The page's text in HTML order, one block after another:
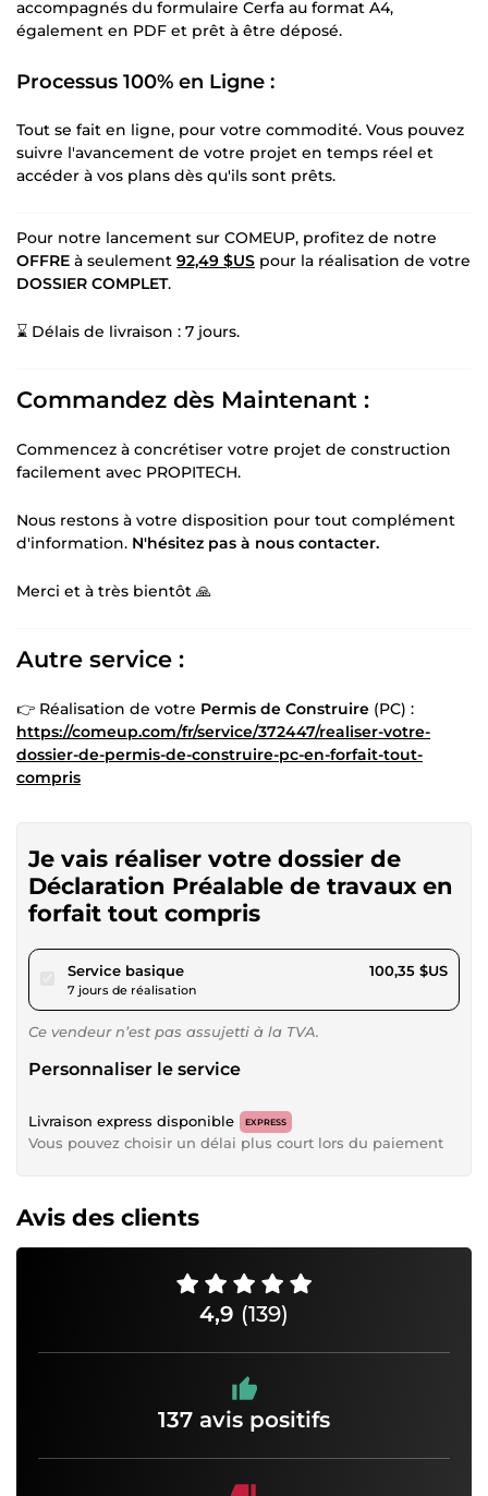
accompagnés du formulaire Cerfa au format A4,
également en PDF et prêt à être déposé.
Processus 100% en Ligne :
Tout se fait en ligne, pour votre commodité. Vous pouvez
suivre l'avancement de votre projet en temps réel et
accéder à vos plans dès qu'ils sont prêts.
Pour notre lancement sur COMEUP, profitez de notre
OFFRE à seulement 92,49 $US pour la réalisation de votre
DOSSIER COMPLET.
⌛ Délais de livraison : 7 jours.
Commandez dès Maintenant :
Commencez à concrétiser votre projet de construction
facilement avec PROPITECH.
Nous restons à votre disposition pour tout complément
d'information. N'hésitez pas à nous contacter.
Merci et à très bientôt 🙏
Autre service :
👉 Réalisation de votre Permis de Construire (PC) :
https://comeup.com/fr/service/372447/realiser-votre-
dossier-de-permis-de-construire-pc-en-forfait-tout-
compris
Je vais réaliser votre dossier de
Déclaration Préalable de travaux en
forfait tout compris
Service basiquepour 92,49 $US
7 jours de réalisation
100,35 $US
Ce vendeur n’est pas assujetti à la TVA.
Personnaliser le service
Livraison express disponible EXPRESS
Vous pouvez choisir un délai plus court lors du paiement
Avis des clients
4,9 (139)
137 avis positifs